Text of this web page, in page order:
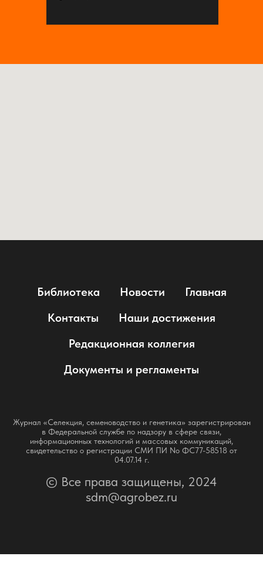
Библиотека Новости
Главная
Контакты
Наши достижения
Редакционная коллегия
Документы и регламенты
Журнал «Селекция, семеноводство и генетика» зарегистрирован
в Федеральной службе по надзору в сфере связи,
информационных технологий и массовых коммуникаций,
свидетельство о регистрации СМИ ПИ No ФС77-58518 от
04.07.14 г.
© Все права защищены, 2024
sdm@agrobez.ru